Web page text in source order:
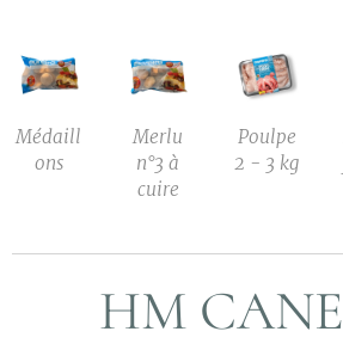
Médaill
ons
Merlu
n°3 à
cuire
Poulpe
2 - 3 kg
HM